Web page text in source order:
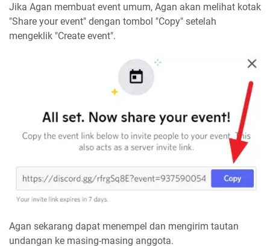
Jika Agan membuat event umum, Agan akan melihat kotak
"Share your event" dengan tombol "Copy" setelah
mengeklik "Create event".
Agan sekarang dapat menempel dan mengirim tautan
undangan ke masing-masing anggota.